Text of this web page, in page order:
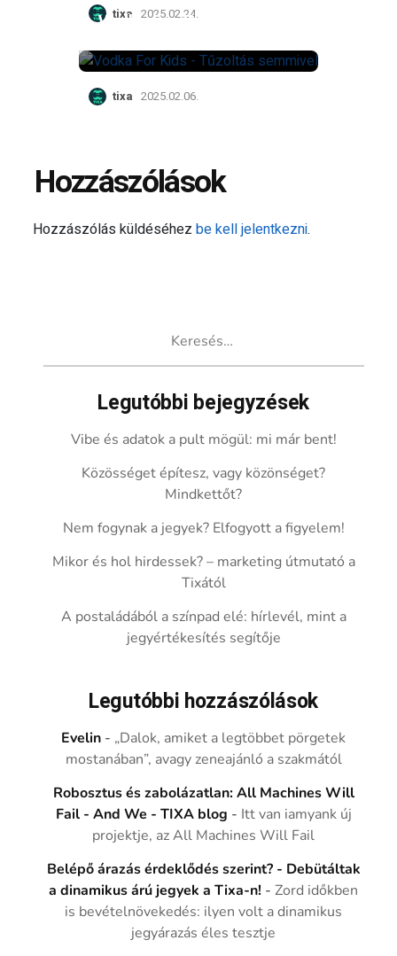
tixa 2025.02.24.
Vodka For Kids –
tixa 2025.02.06.
Hozzászólások
Hozzászólás küldéséhezbe kell jelentkezni.
Legutóbbi bejegyzések
Vibe és adatok a pult mögül: mi már bent!
Közösséget építesz, vagy közönséget?
Mindkettőt?
Nem fogynak a jegyek? Elfogyott a figyelem!
Mikor és hol hirdessek? – marketing útmutató a
Tixától
A postaládából a színpad elé: hírlevél, mint a
jegyértékesítés segítője
Legutóbbi hozzászólások
Evelin - „Dalok, amiket a legtöbbet pörgetek
mostanában”, avagy zeneajánló a szakmától
Robosztus és zabolázatlan: All Machines Will
Fail - And We - TIXA blog - Itt van iamyank új
projektje, az All Machines Will Fail
Belépő árazás érdeklődés szerint? - Debütáltak
a dinamikus árú jegyek a Tixa-n! -Zord időkben
is bevételnövekedés: ilyen volt a dinamikus
jegyárazás éles tesztje